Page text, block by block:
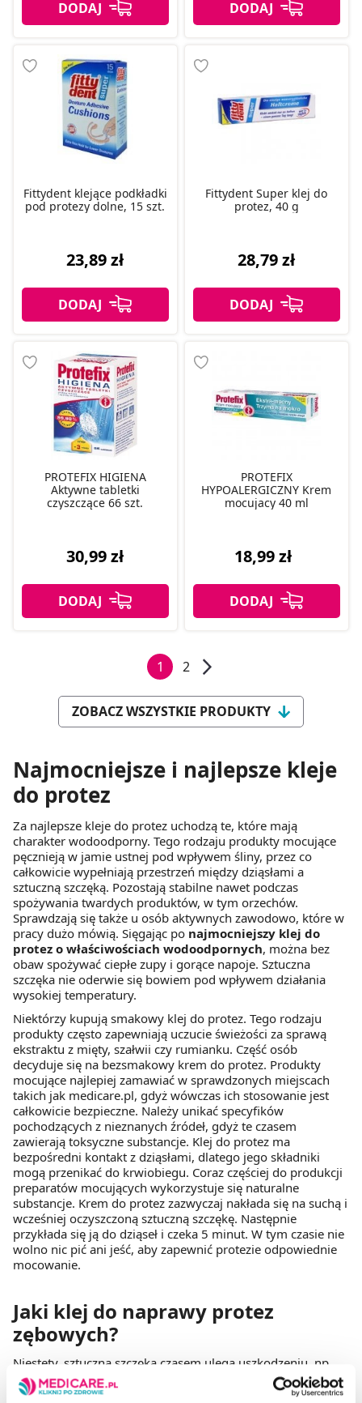
Fittydent klejące podkładki
pod protezy dolne, 15 szt.
23,89 zł
Fittydent Super klej do
protez, 40 g
28,79 zł
PROTEFIX HIGIENA
Aktywne tabletki
czyszczące 66 szt.
30,99 zł
PROTEFIX
HYPOALERGICZNY Krem
mocujacy 40 ml
18,99 zł
1 2
ZOBACZ WSZYSTKIE PRODUKTY
Najmocniejsze i najlepsze kleje
do protez
Za najlepsze kleje do protez uchodzą te, które mają
charakter wodoodporny. Tego rodzaju produkty mocujące
pęcznieją w jamie ustnej pod wpływem śliny, przez co
całkowicie wypełniają przestrzeń między dziąsłami a
sztuczną szczęką. Pozostają stabilne nawet podczas
spożywania twardych produktów, w tym orzechów.
Sprawdzają się także u osób aktywnych zawodowo, które w
pracy dużo mówią. Sięgając po najmocniejszy klej do
protez o właściwościach wodoodpornych, można bez
obaw spożywać ciepłe zupy i gorące napoje. Sztuczna
szczęka nie oderwie się bowiem pod wpływem działania
wysokiej temperatury.
Niektórzy kupują smakowy klej do protez. Tego rodzaju
produkty często zapewniają uczucie świeżości za sprawą
ekstraktu z mięty, szałwii czy rumianku. Część osób
decyduje się na bezsmakowy krem do protez. Produkty
mocujące najlepiej zamawiać w sprawdzonych miejscach
takich jak medicare.pl, gdyż wówczas ich stosowanie jest
całkowicie bezpieczne. Należy unikać specyfików
pochodzących z nieznanych źródeł, gdyż te czasem
zawierają toksyczne substancje. Klej do protez ma
bezpośredni kontakt z dziąsłami, dlatego jego składniki
mogą przenikać do krwiobiegu. Coraz częściej do produkcji
preparatów mocujących wykorzystuje się naturalne
substancje. Krem do protez zazwyczaj nakłada się na suchą i
wcześniej oczyszczoną sztuczną szczękę. Następnie
przykłada się ją do dziąseł i czeka 5 minut. W tym czasie nie
wolno nic pić ani jeść, aby zapewnić protezie odpowiednie
mocowanie.
Jaki klej do naprawy protez
zębowych?
Niestety, sztuczna szczęka czasem ulega uszkodzeniu, np.
wskutek upadku na podłogę. To produkt, bez którego nie da
się spożywać posiłków i wyraźnie mówić. Z tego powodu